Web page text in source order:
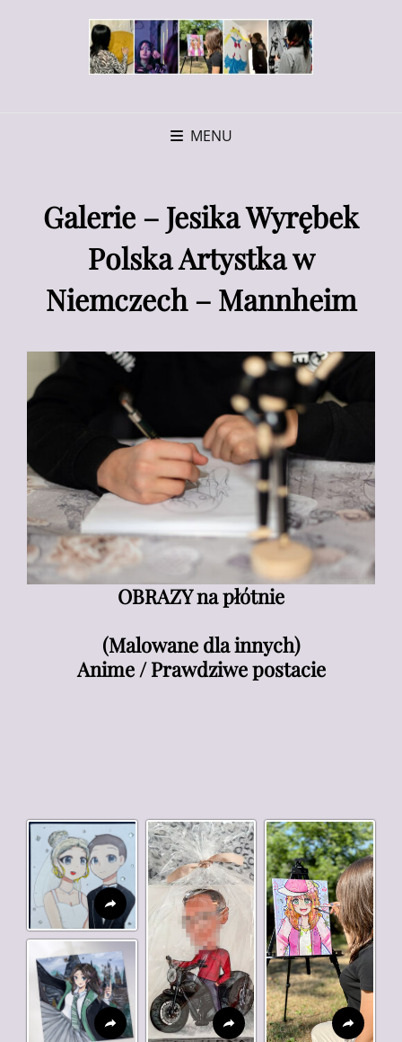
MENU
Galerie – Jesika Wyrębek
Polska Artystka w
Niemczech – Mannheim
OBRAZY na płótnie
(Malowane dla innych)
Anime / Prawdziwe postacie